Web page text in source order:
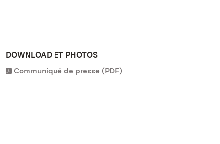
DOWNLOAD ET PHOTOS
Communiqué de presse (PDF)